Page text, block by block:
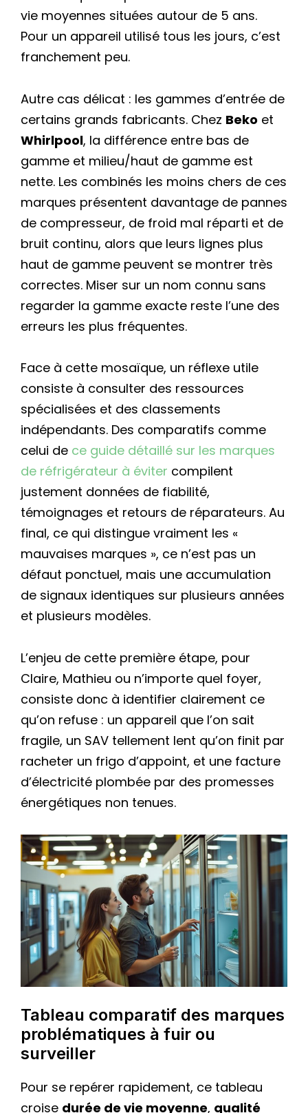
vie moyennes situées autour de 5 ans.
Pour un appareil utilisé tous les jours, c’est
franchement peu.
Autre cas délicat : les gammes d’entrée de
certains grands fabricants. Chez Beko et
Whirlpool, la différence entre bas de
gamme et milieu/haut de gamme est
nette. Les combinés les moins chers de ces
marques présentent davantage de pannes
de compresseur, de froid mal réparti et de
bruit continu, alors que leurs lignes plus
haut de gamme peuvent se montrer très
correctes. Miser sur un nom connu sans
regarder la gamme exacte reste l’une des
erreurs les plus fréquentes.
Face à cette mosaïque, un réflexe utile
consiste à consulter des ressources
spécialisées et des classements
indépendants. Des comparatifs comme
celui de ce guide détaillé sur les marques
de réfrigérateur à éviter compilent
justement données de fiabilité,
témoignages et retours de réparateurs. Au
final, ce qui distingue vraiment les «
mauvaises marques », ce n’est pas un
défaut ponctuel, mais une accumulation
de signaux identiques sur plusieurs années
et plusieurs modèles.
L’enjeu de cette première étape, pour
Claire, Mathieu ou n’importe quel foyer,
consiste donc à identifier clairement ce
qu’on refuse : un appareil que l’on sait
fragile, un SAV tellement lent qu’on finit par
racheter un frigo d’appoint, et une facture
d’électricité plombée par des promesses
énergétiques non tenues.
Tableau comparatif des marques
problématiques à fuir ou
surveiller
Pour se repérer rapidement, ce tableau
croise durée de vie moyenne, qualité